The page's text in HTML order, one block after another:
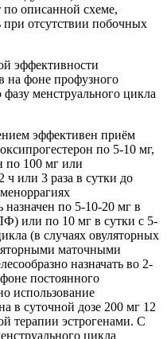
описанной схеме,
при отсутствии побочных
эффективности
на фоне профузного
менструального цикла
эффективен приём
по 5-10 мг,
по 100 мг или
ч или 3 раза в сутки до
по 5-10-20 мг в
или по 10 мг в сутки с 5-
(в случаях овуляторных
маточными
назначать во 2-
постоянного
использование
в суточной дозе 200 мг 12
терапии эстрогенами. С
цикла